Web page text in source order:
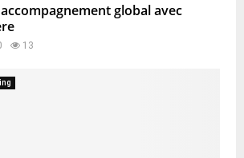
global avec
13